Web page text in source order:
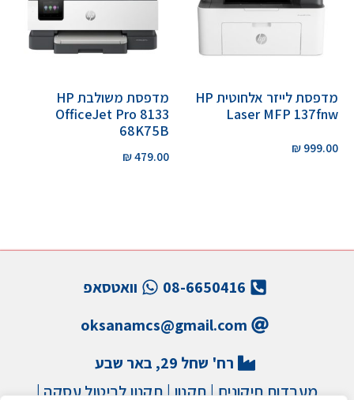
מדפסת לייזר אלחוטית HP
Laser MFP 137fnw
999.00
₪
מדפסת משולבת HP
OfficeJet Pro 8133
68K75B
479.00
₪
מעבדות תיקונים|תקנון|תקנון לביטול עסקה|
08-6650416
וואטסאפ
oksanamcs@gmail.com
רח' שחל 29, באר שבע